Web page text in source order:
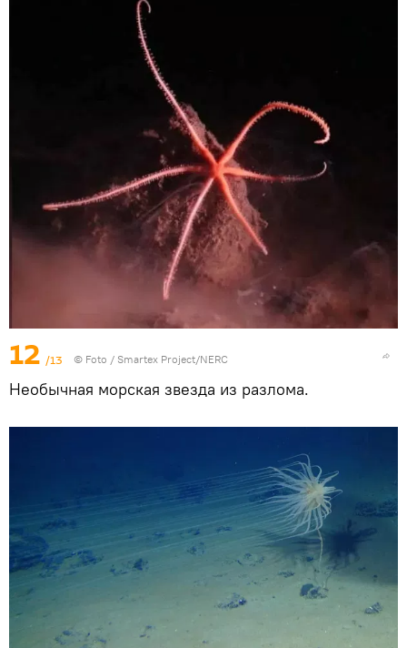
12 /13 © Foto / Smartex Project/NERC
Необычная морская звезда из разлома.